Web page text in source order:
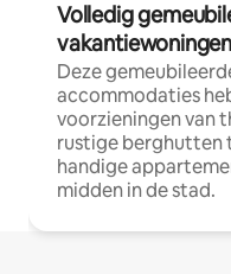
Volledig
vakantiewoningen
Deze
accommodaties
voorzieningen van
rustige berghutten
handige
midden in de stad.